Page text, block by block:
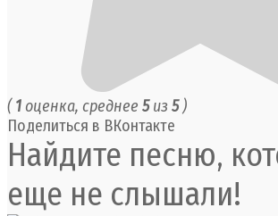
( 1 оценка, среднее 5из 5)
Поделиться в ВКонтакте
Найдите песню,
еще не слышали!